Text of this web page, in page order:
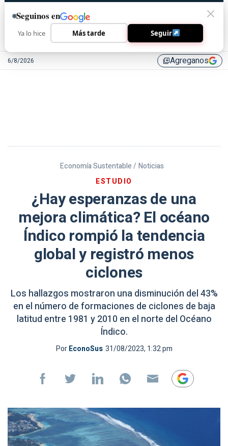
6/8/2026 library_addAgreganos
Economía Sustentable / Noticias
ESTUDIO
¿Hay esperanzas de una
mejora climática? El océano
Índico rompió la tendencia
global y registró menos
ciclones
Los hallazgos mostraron una disminución del 43%
en el número de formaciones de ciclones de baja
latitud entre 1981 y 2010 en el norte del Océano
Índico.
PorEconoSus 31/08/2023, 1:32 pm
Seguinos en
Ya lo hice Más tarde Seguir